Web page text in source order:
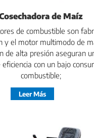
de Maíz
de combustible son
y el motor multimodo de
de alta presión aseguran
con un bajo
combustible;
Leer Más